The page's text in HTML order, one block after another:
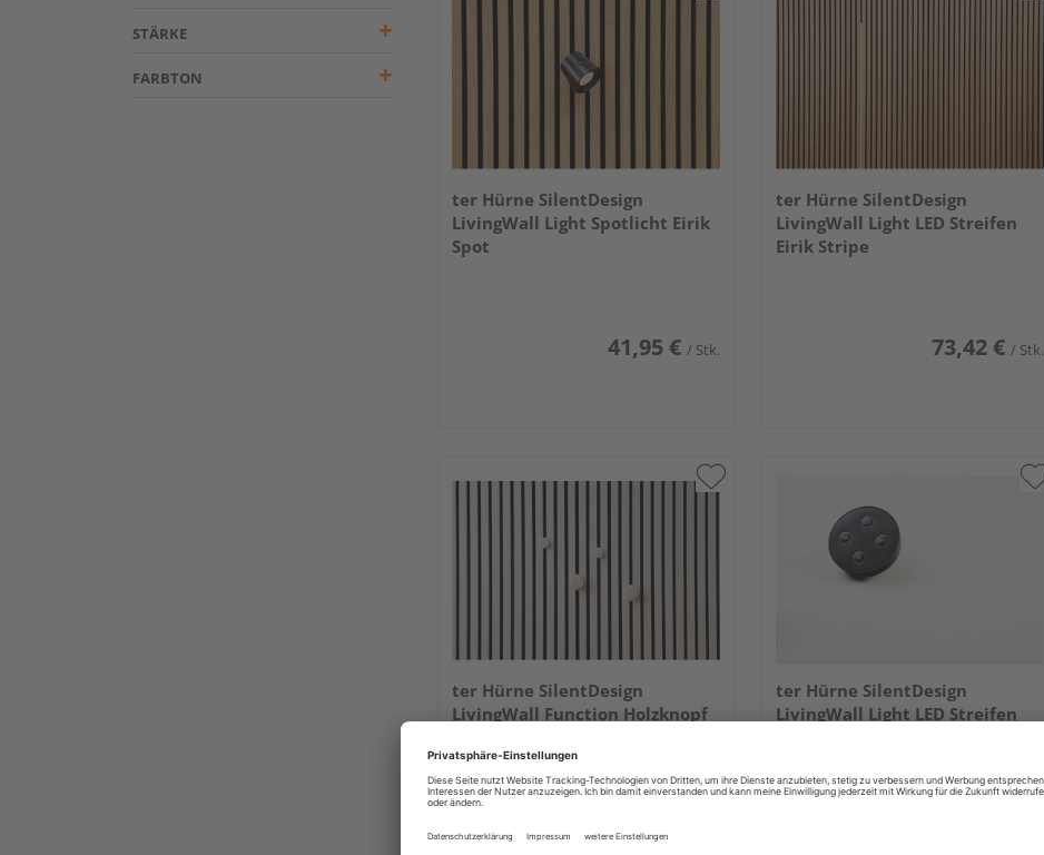
STÄRKE
FARBTON
ter Hürne SilentDesign
LivingWall Light Spotlicht Eirik
Spot
41,95 € / Stk.
ter Hürne SilentDesign
LivingWall Light LED Streifen
Eirik Stripe
73,42 € / Stk.
ter Hürne SilentDesign
LivingWall Function Holzknopf
39,85 € / Paket(e)
ter Hürne SilentDesign
LivingWall Light LED Streifen